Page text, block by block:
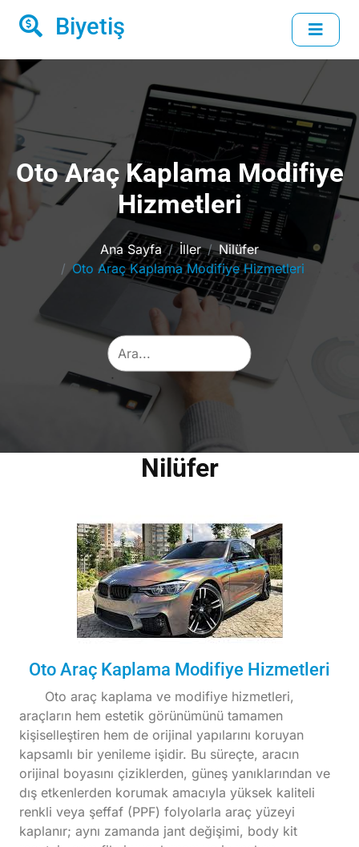
Biyetiş
Oto Araç Kaplama Modifiye
Hizmetleri
Ana Sayfa İller
Nilüfer
Oto Araç Kaplama Modifiye Hizmetleri
Nilüfer
Oto Araç Kaplama Modifiye Hizmetleri
Oto araç kaplama ve modifiye hizmetleri,
araçların hem estetik görünümünü tamamen
kişiselleştiren hem de orijinal yapılarını koruyan
kapsamlı bir yenileme işidir. Bu süreçte, aracın
orijinal boyasını çiziklerden, güneş yanıklarından ve
dış etkenlerden korumak amacıyla yüksek kaliteli
renkli veya şeffaf (PPF) folyolarla araç yüzeyi
kaplanır; aynı zamanda jant değişimi, body kit